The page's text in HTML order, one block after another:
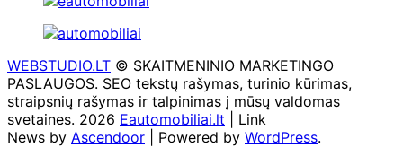
WEBSTUDIO.LT © SKAITMENINIO MARKETINGO
PASLAUGOS. SEO tekstų rašymas, turinio kūrimas,
straipsnių rašymas ir talpinimas į mūsų valdomas
svetaines. 2026 Eautomobiliai.lt | Link
News by Ascendoor | Powered by WordPress.